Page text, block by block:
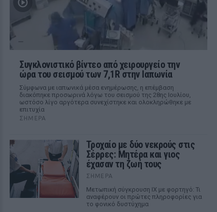
Συγκλονιστικό βίντεο από χειρουργείο την
ώρα του σεισμού των 7,1R στην Ιαπωνία
Σύμφωνα με ιαπωνικά μέσα ενημέρωσης, η επέμβαση
διακόπηκε προσωρινά λόγω του σεισμού της 28ης Ιουλίου,
ωστόσο λίγο αργότερα συνεχίστηκε και ολοκληρώθηκε με
επιτυχία
ΣΉΜΕΡΑ
Τροχαίο με δύο νεκρούς στις
Σέρρες: Μητέρα και γιος
έχασαν τη ζωή τους
ΣΉΜΕΡΑ
Μετωπική σύγκρουση ΙΧ με φορτηγό: Τι
αναφέρουν οι πρώτες πληροφορίες για
το φονικό δυστύχημα